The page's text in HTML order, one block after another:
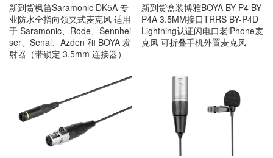
新到货枫笛Saramonic DK5A 专
业防水全指向领夹式麦克风 适用
于 Saramonic、Rode、Sennhei
ser、Senal、Azden 和 BOYA 发
射器（带锁定 3.5mm 连接器）
新到货盒装博雅BOYA BY-P4 BY-
P4A 3.5MM接口TRRS BY-P4D
Lightning认证闪电口老iPhone麦
克风 可折叠手机外置麦克风